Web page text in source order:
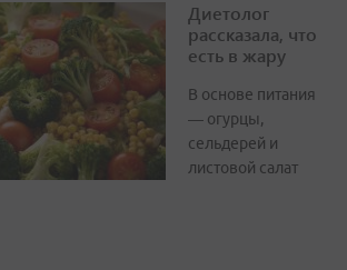
Диетолог
рассказала, что
есть в жару
В основе питания
— огурцы,
сельдерей и
листовой салат